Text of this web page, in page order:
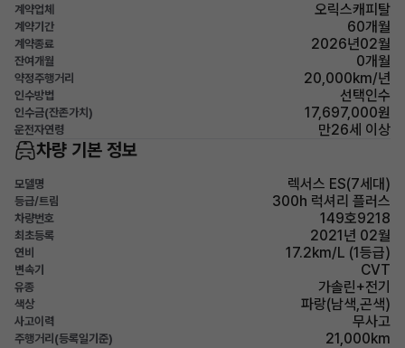
계약업체 오릭스캐피탈
계약기간 60개월
계약종료 2026년02월
잔여개월 0개월
약정주행거리 20,000km/년
인수방법 선택인수
인수금(잔존가치) 17,697,000원
운전자연령 만26세 이상
차량 기본 정보
모델명 렉서스 ES(7세대)
등급/트림 300h 럭셔리 플러스
차량번호 149호9218
최초등록 2021년 02월
연비 17.2km/L (1등급)
변속기 CVT
유종 가솔린+전기
색상 파랑(남색,곤색)
사고이력 무사고
주행거리(등록일기준) 21,000km